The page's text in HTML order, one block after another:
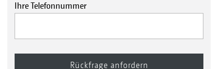
Ihre Telefonnummer